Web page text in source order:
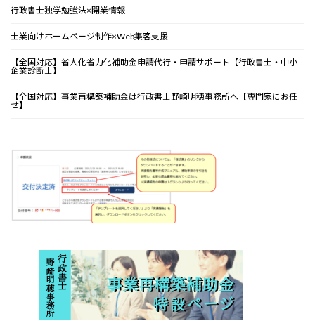
行政書士独学勉強法×開業情報
士業向けホームページ制作×Web集客支援
【全国対応】省人化省力化補助金申請代行・申請サポート【行政書士・中小
企業診断士】
【全国対応】事業再構築補助金は行政書士野崎明穂事務所へ【専門家にお任
せ】